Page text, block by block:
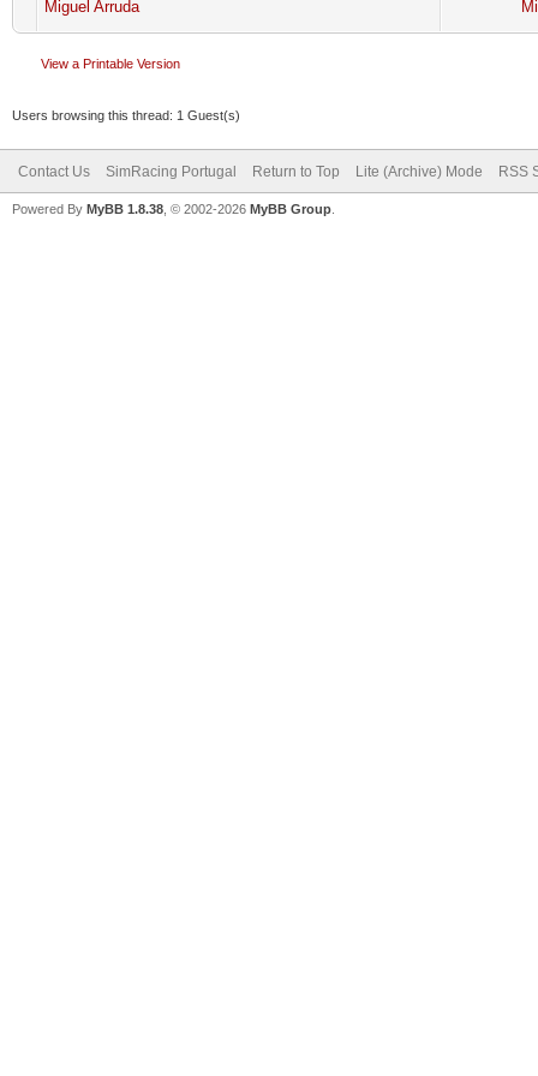
Miguel Arruda
View a Printable Version
Users browsing this thread: 1 Guest(s)
Contact Us SimRacing Portugal Return to Top Lite (Archive) Mode RSS
Powered By MyBB 1.8.38 , © 2002-2026 MyBB Group